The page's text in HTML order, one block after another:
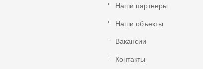
Наши партнеры
Наши объекты
Вакансии
Контакты